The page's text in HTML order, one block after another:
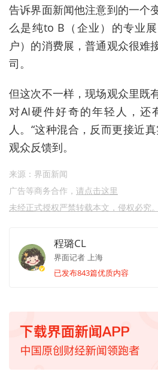
告诉界面新闻他注意到的一个
么是纯to B（企业）的专业
户）的消费展，普通观众很难
司。
但这次不一样，现场观众里既
对AI硬件好奇的年轻人，还
人。“这种混合，反而更接近
观众反馈到。
来源：界面新闻
广告等商务合作， 请点击这里
未经正式授权严禁转载本文，侵权必究。
程璐CL
界面记者 上海
已发布843篇优质内容